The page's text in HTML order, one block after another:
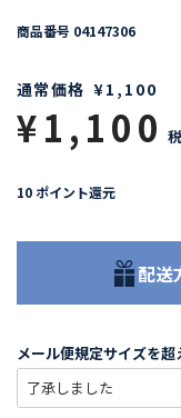
商品番号 04147306
通常価格 ¥1,100
¥1,100
10 ポイント還元
配送
メール便規定サイズを超